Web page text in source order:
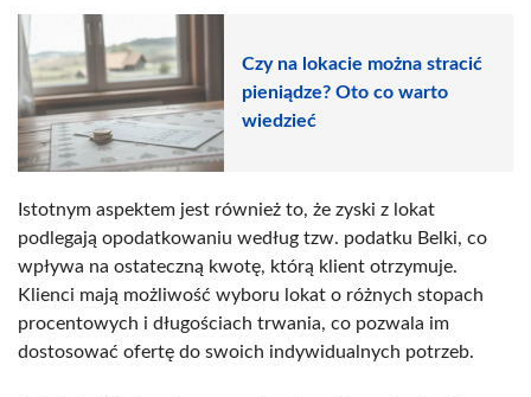
Czy na lokacie można stracić
pieniądze? Oto co warto
wiedzieć
Istotnym aspektem jest również to, że zyski z lokat
podlegają opodatkowaniu według tzw. podatku Belki, co
wpływa na ostateczną kwotę, którą klient otrzymuje.
Klienci mają możliwość wyboru lokat o różnych stopach
procentowych i długościach trwania, co pozwala im
dostosować ofertę do swoich indywidualnych potrzeb.